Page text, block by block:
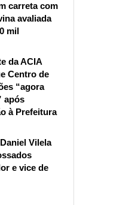
carreta com
avaliada
mil
da ACIA
Centro de
“agora
após
à Prefeitura
Vilela
e vice de